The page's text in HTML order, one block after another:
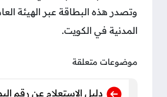
وتصدر هذه البطاقة عبر الهيئة
المدنية في الكويت.
موضوعات متعلقة
دليل الاستعلام عن رقم